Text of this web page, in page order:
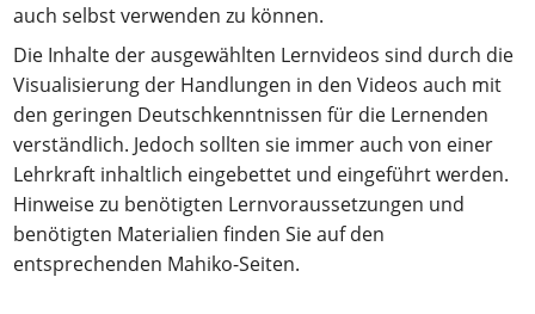
auch selbst verwenden zu können.
Die Inhalte der ausgewählten Lernvideos sind durch die
Visualisierung der Handlungen in den Videos auch mit
den geringen Deutschkenntnissen für die Lernenden
verständlich. Jedoch sollten sie immer auch von einer
Lehrkraft inhaltlich eingebettet und eingeführt werden.
Hinweise zu benötigten Lernvoraussetzungen und
benötigten Materialien finden Sie auf den
entsprechenden Mahiko-Seiten.